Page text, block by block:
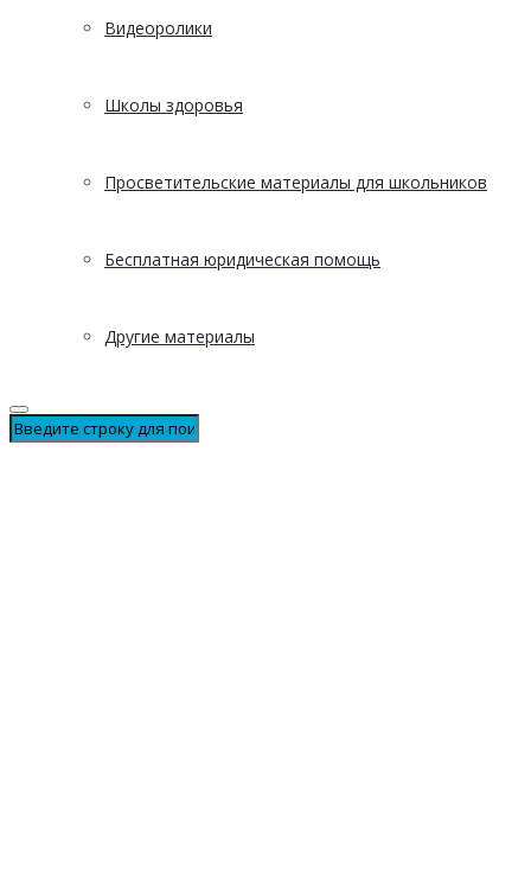
Видеоролики
Школы здоровья
Просветительские материалы для школьников
Бесплатная юридическая помощь
Другие материалы